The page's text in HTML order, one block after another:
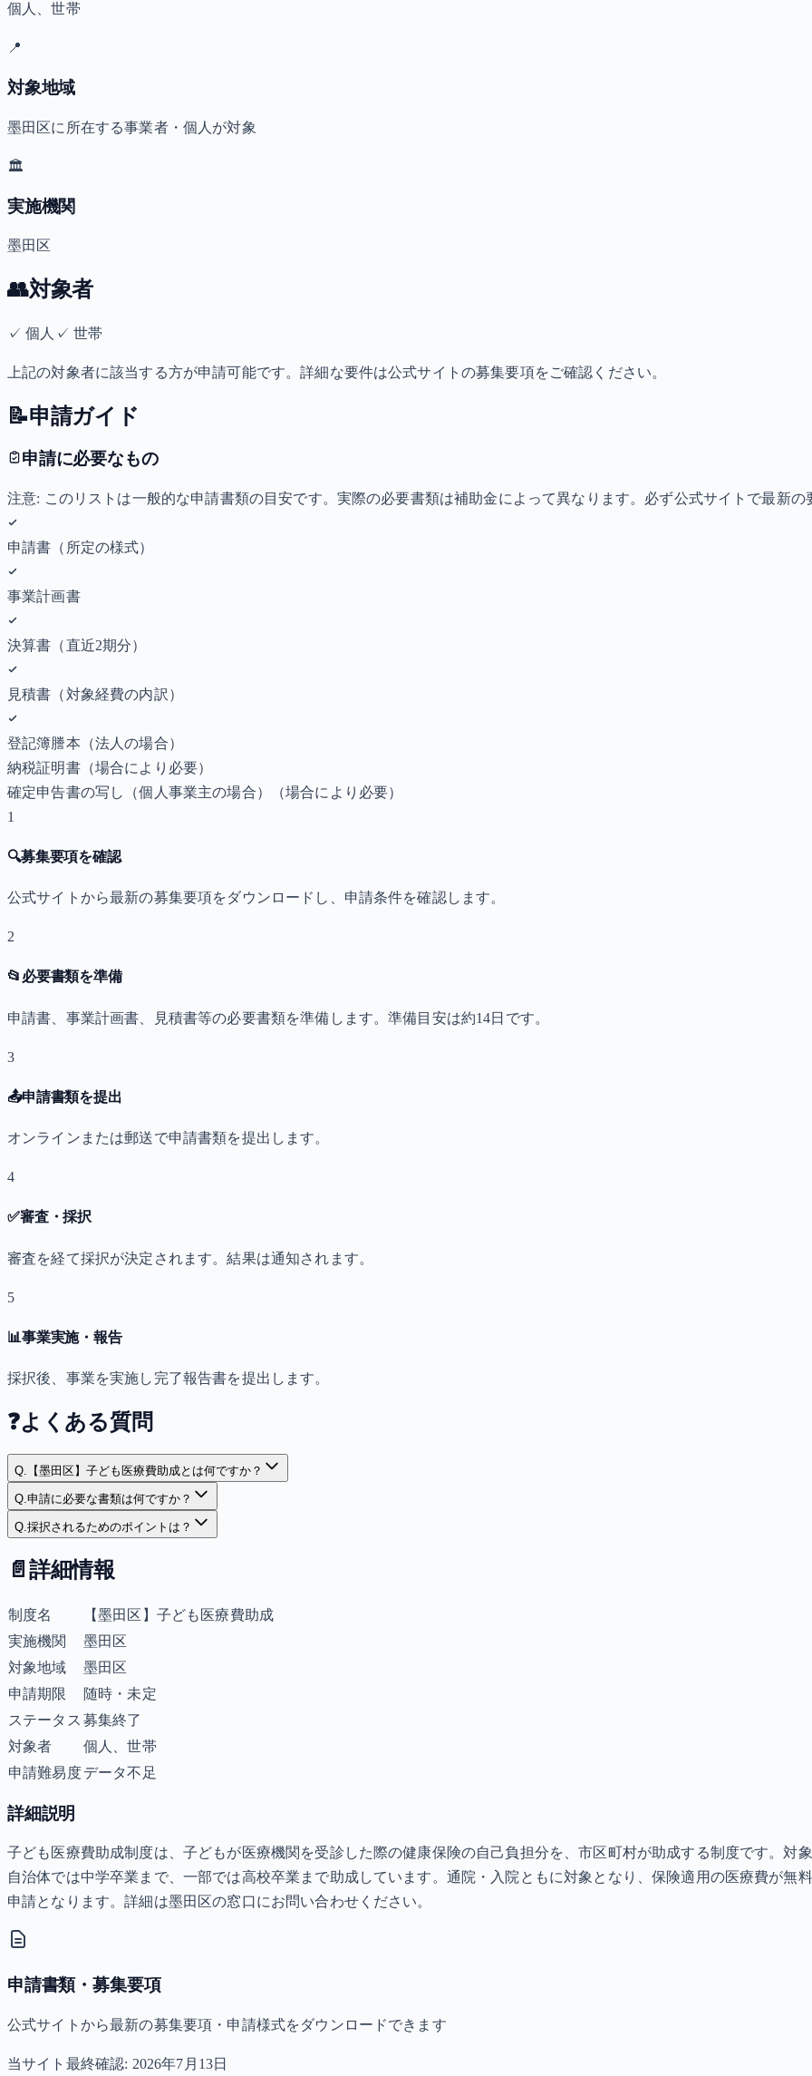
個人、世帯
📍
対象地域
墨田区に所在する事業者・個人が対象
🏛️
実施機関
墨田区
👥対象者
✓個人 ✓ 世帯
上記の対象者に該当する方が申請可能です。詳細な要件は公式サイトの募集要項をご確認ください。
📝申請ガイド
申請に必要なもの
注意: このリストは一般的な申請書類の目安です。実際の必要書類は補助金によって異なります。必ず公式サイトで最新の
申請書（所定の様式）
事業計画書
決算書（直近2期分）
見積書（対象経費の内訳）
登記簿謄本（法人の場合）
納税証明書（場合により必要）
確定申告書の写し（個人事業主の場合）
（場合により必要）
1
🔍募集要項を確認
公式サイトから最新の募集要項をダウンロードし、申請条件を確認します。
2
📂 必要書類を準備
申請書、事業計画書、見積書等の必要書類を準備します。準備目安は約14日です。
3
📤申請書類を提出
オンラインまたは郵送で申請書類を提出します。
4
✅審査・採択
審査を経て採択が決定されます。結果は通知されます。
5
📊事業実施・報告
採択後、事業を実施し完了報告書を提出します。
❓よくある質問
Q. 【墨田区】子ども医療費助成とは何ですか？
Q.申請に必要な書類は何ですか？
Q.採択されるためのポイントは？
📄 詳細情報
制度名
【墨田区】子ども医療費助成
実施機関
墨田区
対象地域
墨田区
申請期限
随時・未定
ステータス 募集終了
対象者
個人、世帯
申請難易度データ不足
詳細説明
子ども医療費助成制度は、子どもが医療機関を受診した際の健康保険の自己負担分を、市区町村が助成する制度です。対
自治体では中学卒業まで、一部では高校卒業まで助成しています。通院・入院ともに対象となり、保険適用の医療費が
申請となります。詳細は墨田区の窓口にお問い合わせください。
申請書類・募集要項
公式サイトから最新の募集要項・申請様式をダウンロードできます
当サイト最終確認: 2026年7月13日